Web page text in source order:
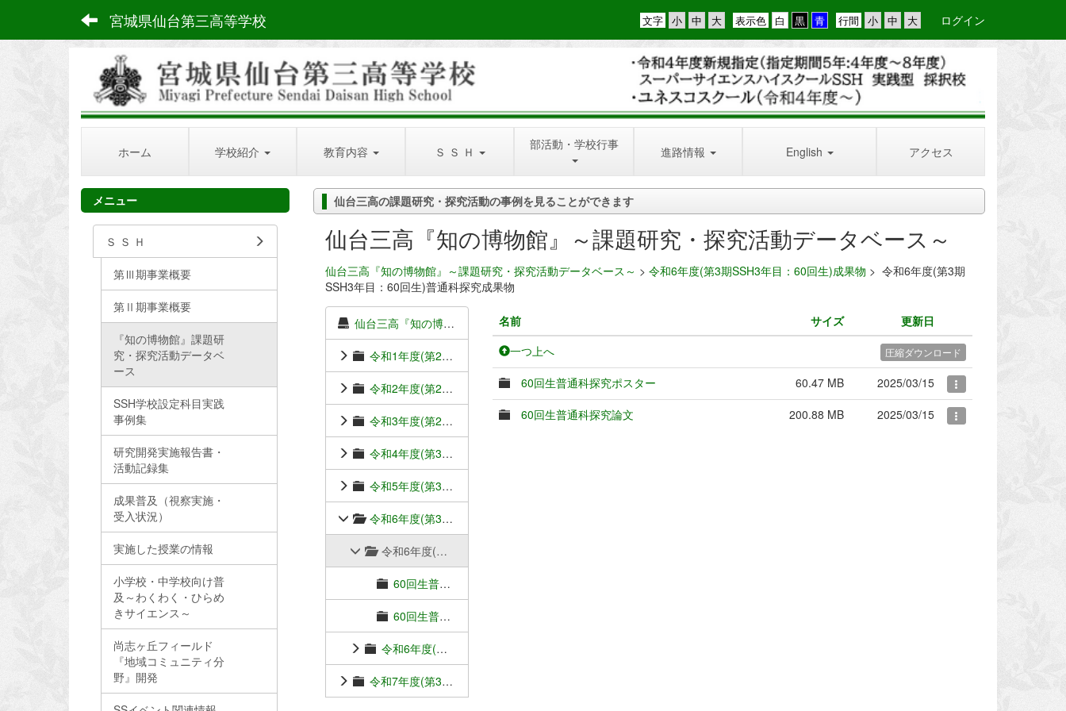
宮城県仙台第三高等学校 行間
表示色
文字 ログイン
ホーム 学校紹介 教育内容 Ｓ Ｓ Ｈ 部活動・学校行事 進路情報 English アクセス
仙台三高の課題研究・探究活動の事例を見ることができます
仙台三高『知の博物館』～課題研究・探究活動データベース～
仙台三高『知の博物館』～課題研究・探究活動データベース～ > 令和6年度(第3期SSH3年目：60回生)成果物 > 令和6年度(第3期
SSH3年目：60回生)普通科探究成果物
仙台三高『知の博物館』～課題研究・探究活動データベース～
令和1年度(第2期SSH3年目：55回生)成果物
令和2年度(第2期SSH4年目：56回生)成果物
令和3年度(第2期SSH5年目：57回生)成果物
令和4年度(第3期SSH1年目：58回生)成果物
令和5年度(第3期SSH2年目：59回生)成果物
令和6年度(第3期SSH3年目：60回生)成果物
令和6年度(第3期SSH3年目：60回生)普通科探究成果物
60回生普通科探究ポスター
60回生普通科探究論文
令和6年度(第3期SSH3年目：60回生)理数科課題研究成果物
令和7年度(第3期SSH4年目：61回生)成果物
名前 サイズ
更新日
一つ上へ
圧縮ダウンロード
60回生普通科探究ポスター 60.47 MB
2025/03/15
60回生普通科探究論文
200.88 MB 2025/03/15
メニュー
Ｓ Ｓ Ｈ
第Ⅲ期事業概要
第Ⅱ期事業概要
『知の博物館』課題研
究・探究活動データベ
ース
SSH学校設定科目実践
事例集
研究開発実施報告書・
活動記録集
成果普及（視察実施・
受入状況）
実施した授業の情報
小学校・中学校向け普
及～わくわく・ひらめ
きサイエンス～
尚志ヶ丘フィールド
『地域コミュニティ分
野』開発